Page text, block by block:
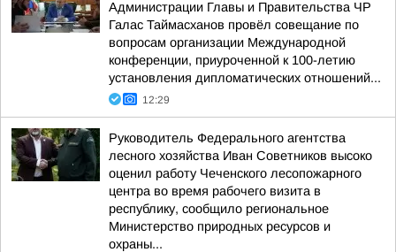
Администрации Главы и Правительства ЧР
Галас Таймасханов провёл совещание по
вопросам организации Международной
конференции, приуроченной к 100-летию
установления дипломатических отношений...
12:29
Руководитель Федерального агентства
лесного хозяйства Иван Советников высоко
оценил работу Чеченского лесопожарного
центра во время рабочего визита в
республику, сообщило региональное
Министерство природных ресурсов и
охраны...